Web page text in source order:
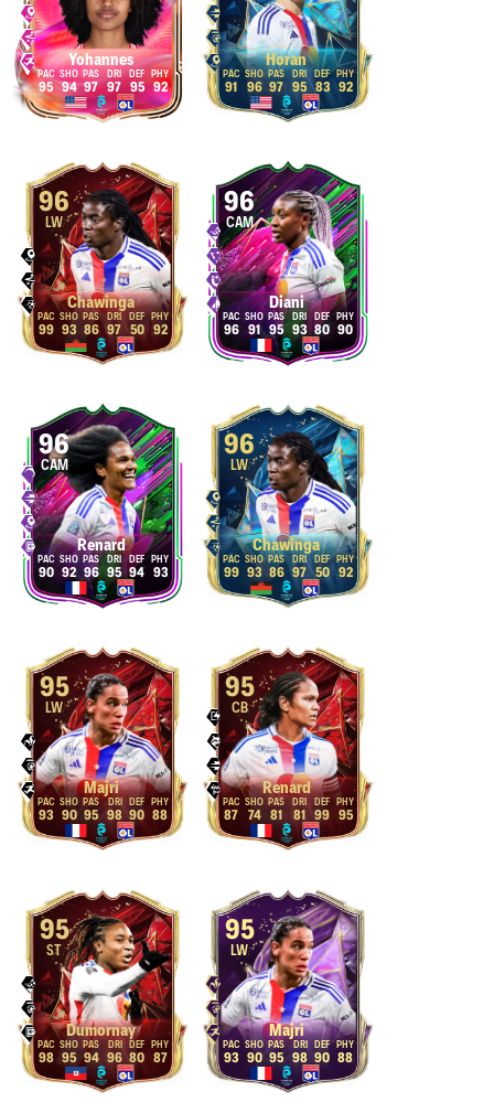
Yohannes
95 94 97 97 95 92
Horan
91 96 97 95 83 92
96
LW
Chawinga
99 93 86 97 50 92
96
CAM
Diani
96 91 95 93 80 90
96
CAM
Renard
90 92 96 95 94 93
96
LW
Chawinga
99 93 86 97 50 92
95
LW
Majri
93 90 95 98 90 88
95
CB
Renard
87 74 81 81 99 95
95
ST
Dumornay
98 95 94 96 80 87
95
LW
Majri
93 90 95 98 90 88